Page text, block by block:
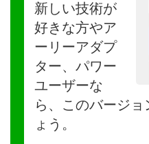
新しい技術が
好きな方やア
ーリーアダプ
ター、パワー
ユーザーな
ら、このバージ
ょう。